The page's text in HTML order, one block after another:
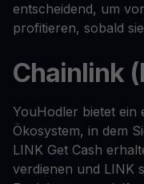
entscheidend, um
profitieren, sobald
Chainlink
YouHodler bietet ein
Ökosystem, in dem
LINK Get Cash
verdienen und LINK